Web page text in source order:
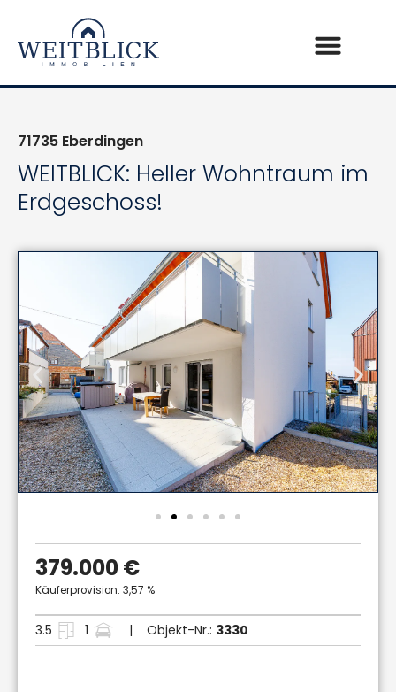
71735 Eberdingen
WEITBLICK: Heller Wohntraum im
Erdgeschoss!
379.000 €
Käuferprovision: 3,57 %
3.5 1 | Objekt-Nr.: 3330